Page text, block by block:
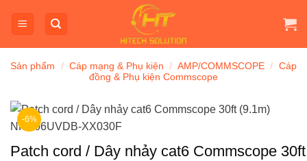
qua
dung
Sản phẩm / Cáp mạng & Phụ kiện / AMP/COMMSCOPE / Cáp
đồng & Phụ kiện Commscope
-6%
Patch cord / Dây nhảy cat6 Commscope 30ft